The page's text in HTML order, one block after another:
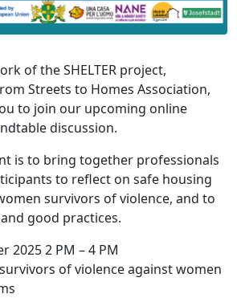
of the SHELTER project,
Streets to Homes Association,
to join our upcoming online
discussion.
is to bring together professionals
to reflect on safe housing
survivors of violence, and to
good practices.
2025 2 PM – 4 PM
of violence against women